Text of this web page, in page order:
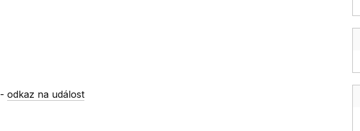
-odkaz na událost